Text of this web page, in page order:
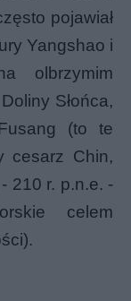
pojawiał
Yangshao i
olbrzymim
Słońca,
(to te
cesarz Chin,
210 r. p.n.e. -
celem